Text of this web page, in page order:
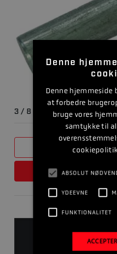
3 / 8 18 NPT PROP MED
LÆS
Denne
Denne hjemmeside
at forbedre
bruge vores
samtykke til
ABSOLUT
YDEEVNE
FUNKTIONALITET